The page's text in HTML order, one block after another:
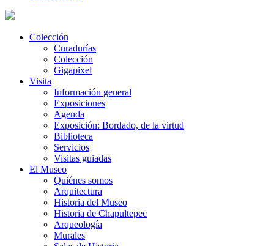
Colección
Curadurías
Colección
Gigapixel
Visita
Información general
Exposiciones
Agenda
Exposición: Bordado, de la virtud
Biblioteca
Servicios
Visitas guiadas
El Museo
Quiénes somos
Arquitectura
Historia del Museo
Historia de Chapultepec
Arqueología
Murales